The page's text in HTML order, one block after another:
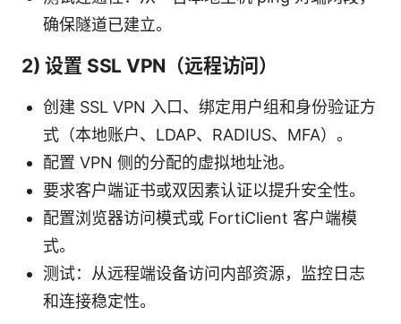
确保隧道已建立。
2) 设置 SSL VPN（远程访问）
创建 SSL VPN 入口、绑定用户组和身份验证方
式（本地账户、LDAP、RADIUS、MFA）。
配置 VPN 侧的分配的虚拟地址池。
要求客户端证书或双因素认证以提升安全性。
配置浏览器访问模式或 FortiClient 客户端模
式。
测试：从远程端设备访问内部资源，监控日志
和连接稳定性。